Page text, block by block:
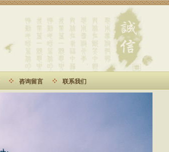
咨询留言 联系我们